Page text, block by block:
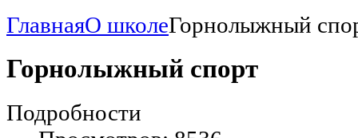
ГлавнаяО школеГорнолыжный
Горнолыжный спорт
Подробности